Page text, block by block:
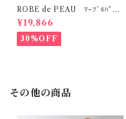
ROBE de PEAU ﾏｰﾌﾞﾙﾊﾟﾀｰ
ﾝ ﾜｲﾄﾞﾊﾟﾝﾂ (ｽｷﾝﾏｰﾌﾞﾙ(ｲｴﾛｰ系)
) R303
¥19,866
30%OFF
その他の商品